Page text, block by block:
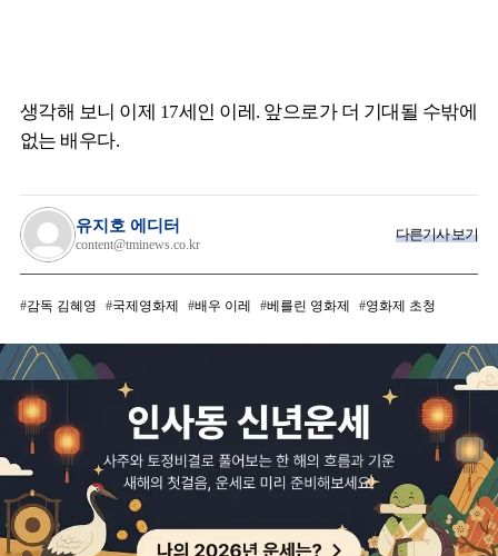
생각해 보니 이제 17세인 이레. 앞으로가 더 기대될 수밖에
없는 배우다.
유지호 에디터
content@tminews.co.kr
다른기사 보기
감독 김혜영 국제영화제 배우 이레 베를린 영화제 영화제 초청